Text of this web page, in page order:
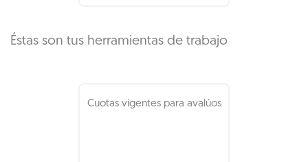
Éstas son tus herramientas de trabajo
Cuotas vigentes para avalúos